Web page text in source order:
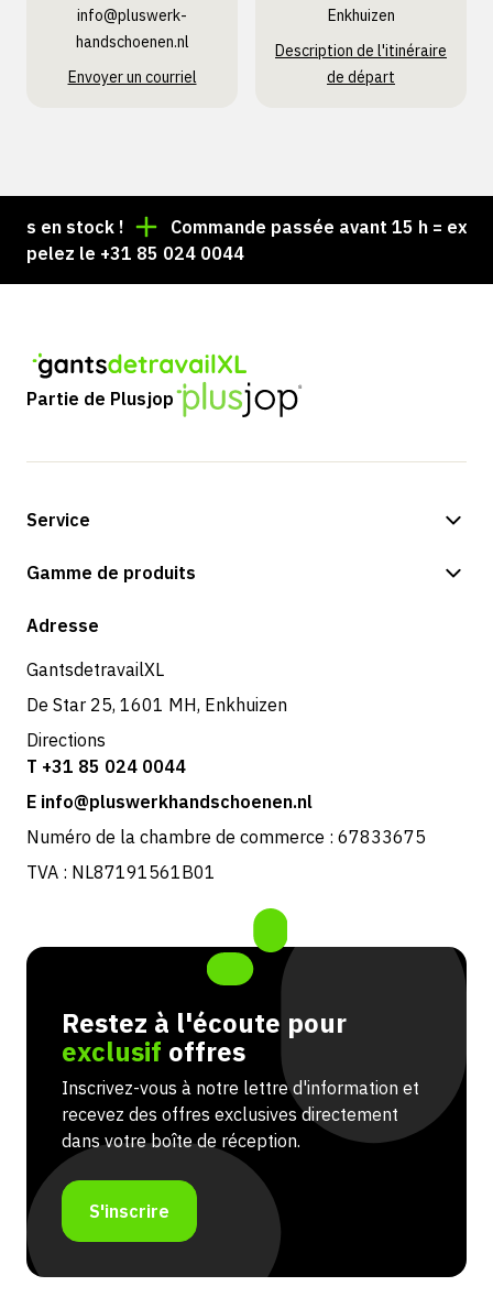
info@pluswerk­
handschoenen.nl
Envoyer un courriel
Enkhuizen
Description de l'itinéraire
de départ
en stock !
Commande passée avant 15 h =
le +31 85 024 0044
Partie de Plusjop
Service
Options de paiement
Retours et service
Gamme de produits
Boutique
Adresse
GantsdetravailXL
De Star 25, 1601 MH, Enkhuizen
Directions
T +31 85 024 0044
E info@pluswerkhandschoenen.nl
Numéro de la chambre de commerce : 67833675
TVA : NL87191561B01
Restez à l'écoute pour
exclusif offres
Inscrivez-vous à notre lettre d'information et
recevez des offres exclusives directement
dans votre boîte de réception.
S'inscrire